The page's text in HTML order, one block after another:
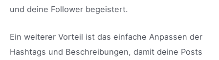
und deine Follower begeistert.
Ein weiterer Vorteil ist das einfache Anpassen der
Hashtags und Beschreibungen, damit deine Posts